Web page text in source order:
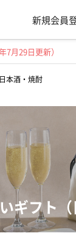
新規会員
月29日更新）
日本酒・焼酎
ギフト